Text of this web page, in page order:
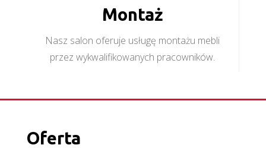
Montaż
Nasz salon oferuje usługę montażu mebli
przez wykwalifikowanych pracowników.
Oferta